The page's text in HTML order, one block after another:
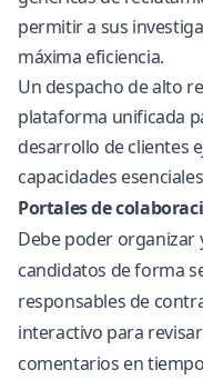
permitir a sus
máxima eficiencia.
Un despacho de alto
plataforma unificada
desarrollo de clientes
capacidades
Portales de
Debe poder organizar
candidatos de forma
responsables de
interactivo para
comentarios en